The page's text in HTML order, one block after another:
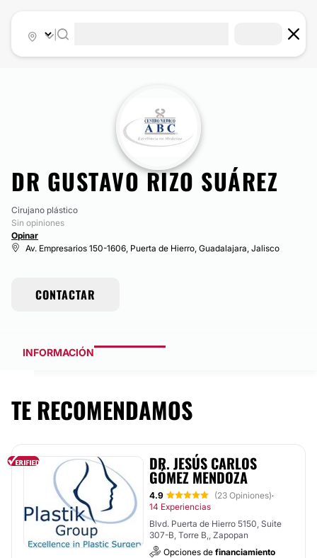
DR GUSTAVO RIZO SUÁREZ
Cirujano plástico
Sin opiniones
Opinar
Av. Empresarios 150-1606, Puerta de Hierro, Guadalajara, Jalisco
CONTACTAR
INFORMACIÓN
TE RECOMENDAMOS
DR. JESÚS CARLOS
GÓMEZ MENDOZA
4.9 (23 Opiniones)·
14 Experiencias
Blvd. Puerta de Hierro 5150, Suite
307-B, Torre B,, Zapopan
Opciones de financiamiento